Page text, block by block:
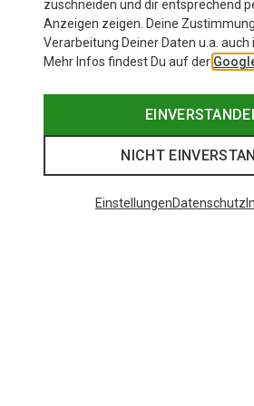
wenig Zeit, die Ware per
Sendeverfolgung zu beobachten,
weil sie kaum, dass ich sie
Stunden bei mir war; und das
sogar zum Wochenend-Beginn.
Dank DHL-Logistik natürlich auch.
Also nochmals Alles Super!! &
zuschneiden und dir entsprechend
Anzeigen zeigen. Deine
Verarbeitung Deiner Daten u.a. auch
Mehr Infos findest Du auf der
NICHT
EinstellungenDatenschutz